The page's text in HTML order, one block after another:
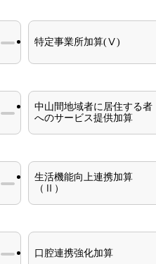
特定事業所加算(Ⅴ)
中山間地域者に居住する者
へのサービス提供加算
生活機能向上連携加算
（Ⅱ）
口腔連携強化加算